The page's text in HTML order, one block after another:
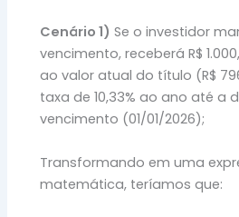
Cenário 1) Se o investidor
vencimento, receberá R$
ao valor atual do título (R$
taxa de 10,33% ao ano até a
vencimento (01/01/2026);
Transformando em uma
matemática, teríamos que: